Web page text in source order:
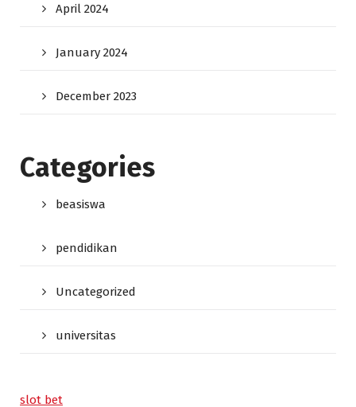
April 2024
January 2024
December 2023
Categories
beasiswa
pendidikan
Uncategorized
universitas
slot bet